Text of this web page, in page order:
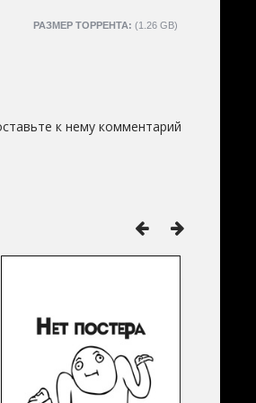
РАЗМЕР ТОРРЕНТА: (1.26 GB)
к нему комментарий